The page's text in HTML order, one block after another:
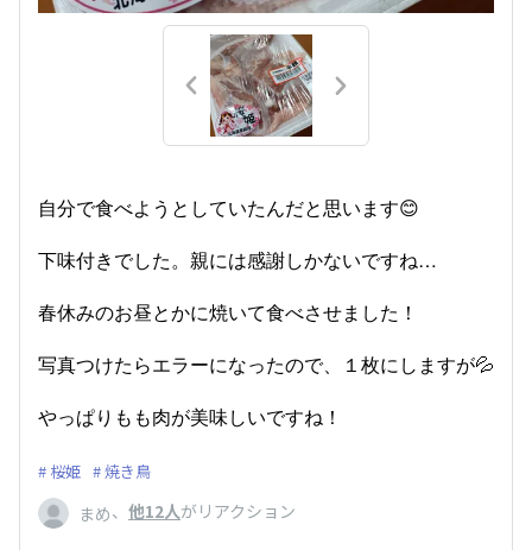
自分で食べようとしていたんだと思います😊
下味付きでした。親には感謝しかないですね…
春休みのお昼とかに焼いて食べさせました！
写真つけたらエラーになったので、１枚にしますが💦
やっぱりもも肉が美味しいですね！
桜姫 焼き鳥
まめ、 他12人がリアクション